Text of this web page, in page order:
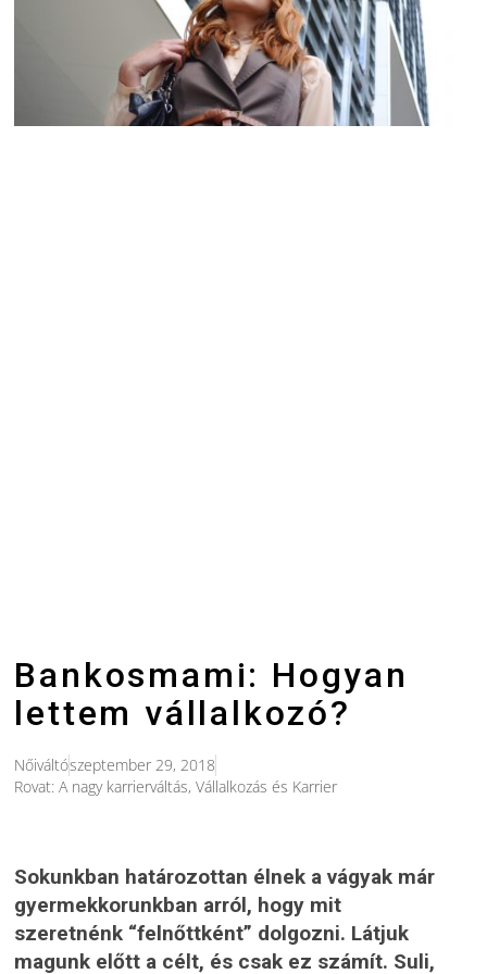
Bankosmami: Hogyan
lettem vállalkozó?
Nőiváltószeptember 29, 2018
Rovat:A nagy karrierváltás,Vállalkozás és Karrier
Sokunkban határozottan élnek a vágyak már
gyermekkorunkban arról, hogy mit
szeretnénk “felnőttként” dolgozni. Látjuk
magunk előtt a célt, és csak ez számít. Suli,